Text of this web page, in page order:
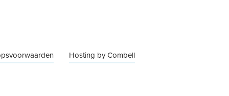
Hosting by Combell